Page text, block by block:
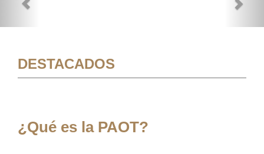
DESTACADOS
¿Qué es la PAOT?